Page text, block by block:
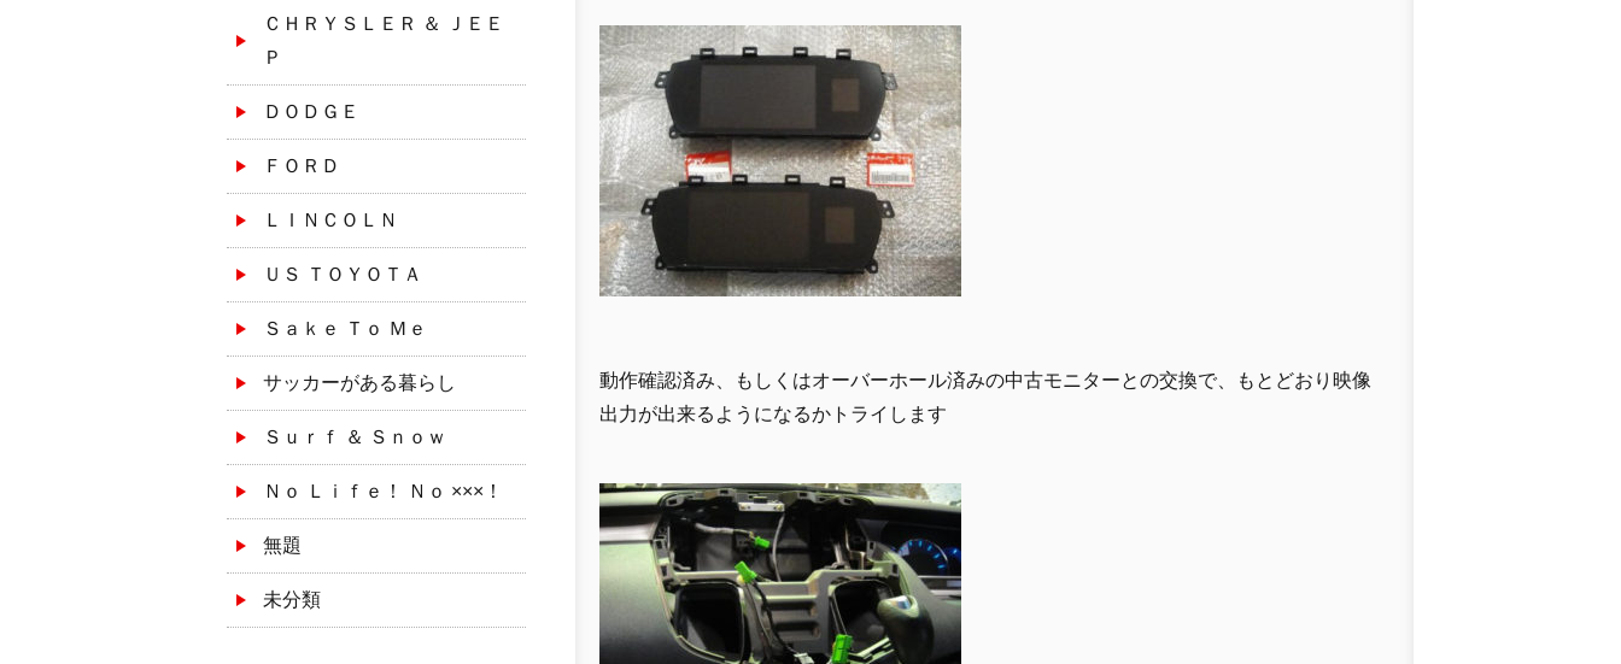
ＣＨＲＹＳＬＥＲ ＆ ＪＥＥ
Ｐ
ＤＯＤＧＥ
ＦＯＲＤ
ＬＩＮＣＯＬＮ
ＵＳ ＴＯＹＯＴＡ
Ｓａｋｅ Ｔｏ Ｍｅ
サッカーがある暮らし
Ｓｕｒｆ ＆ Ｓｎｏｗ
Ｎｏ Ｌｉｆｅ！ Ｎｏ ×××！
無題
未分類
動作確認済み、もしくはオーバーホール済みの中古モニターとの交換で、もとどおり映像
出力が出来るようになるかトライします